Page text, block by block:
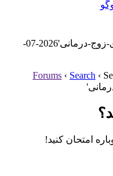
2026-07-
Forums ‹ Search ‹
امتحان کنید!